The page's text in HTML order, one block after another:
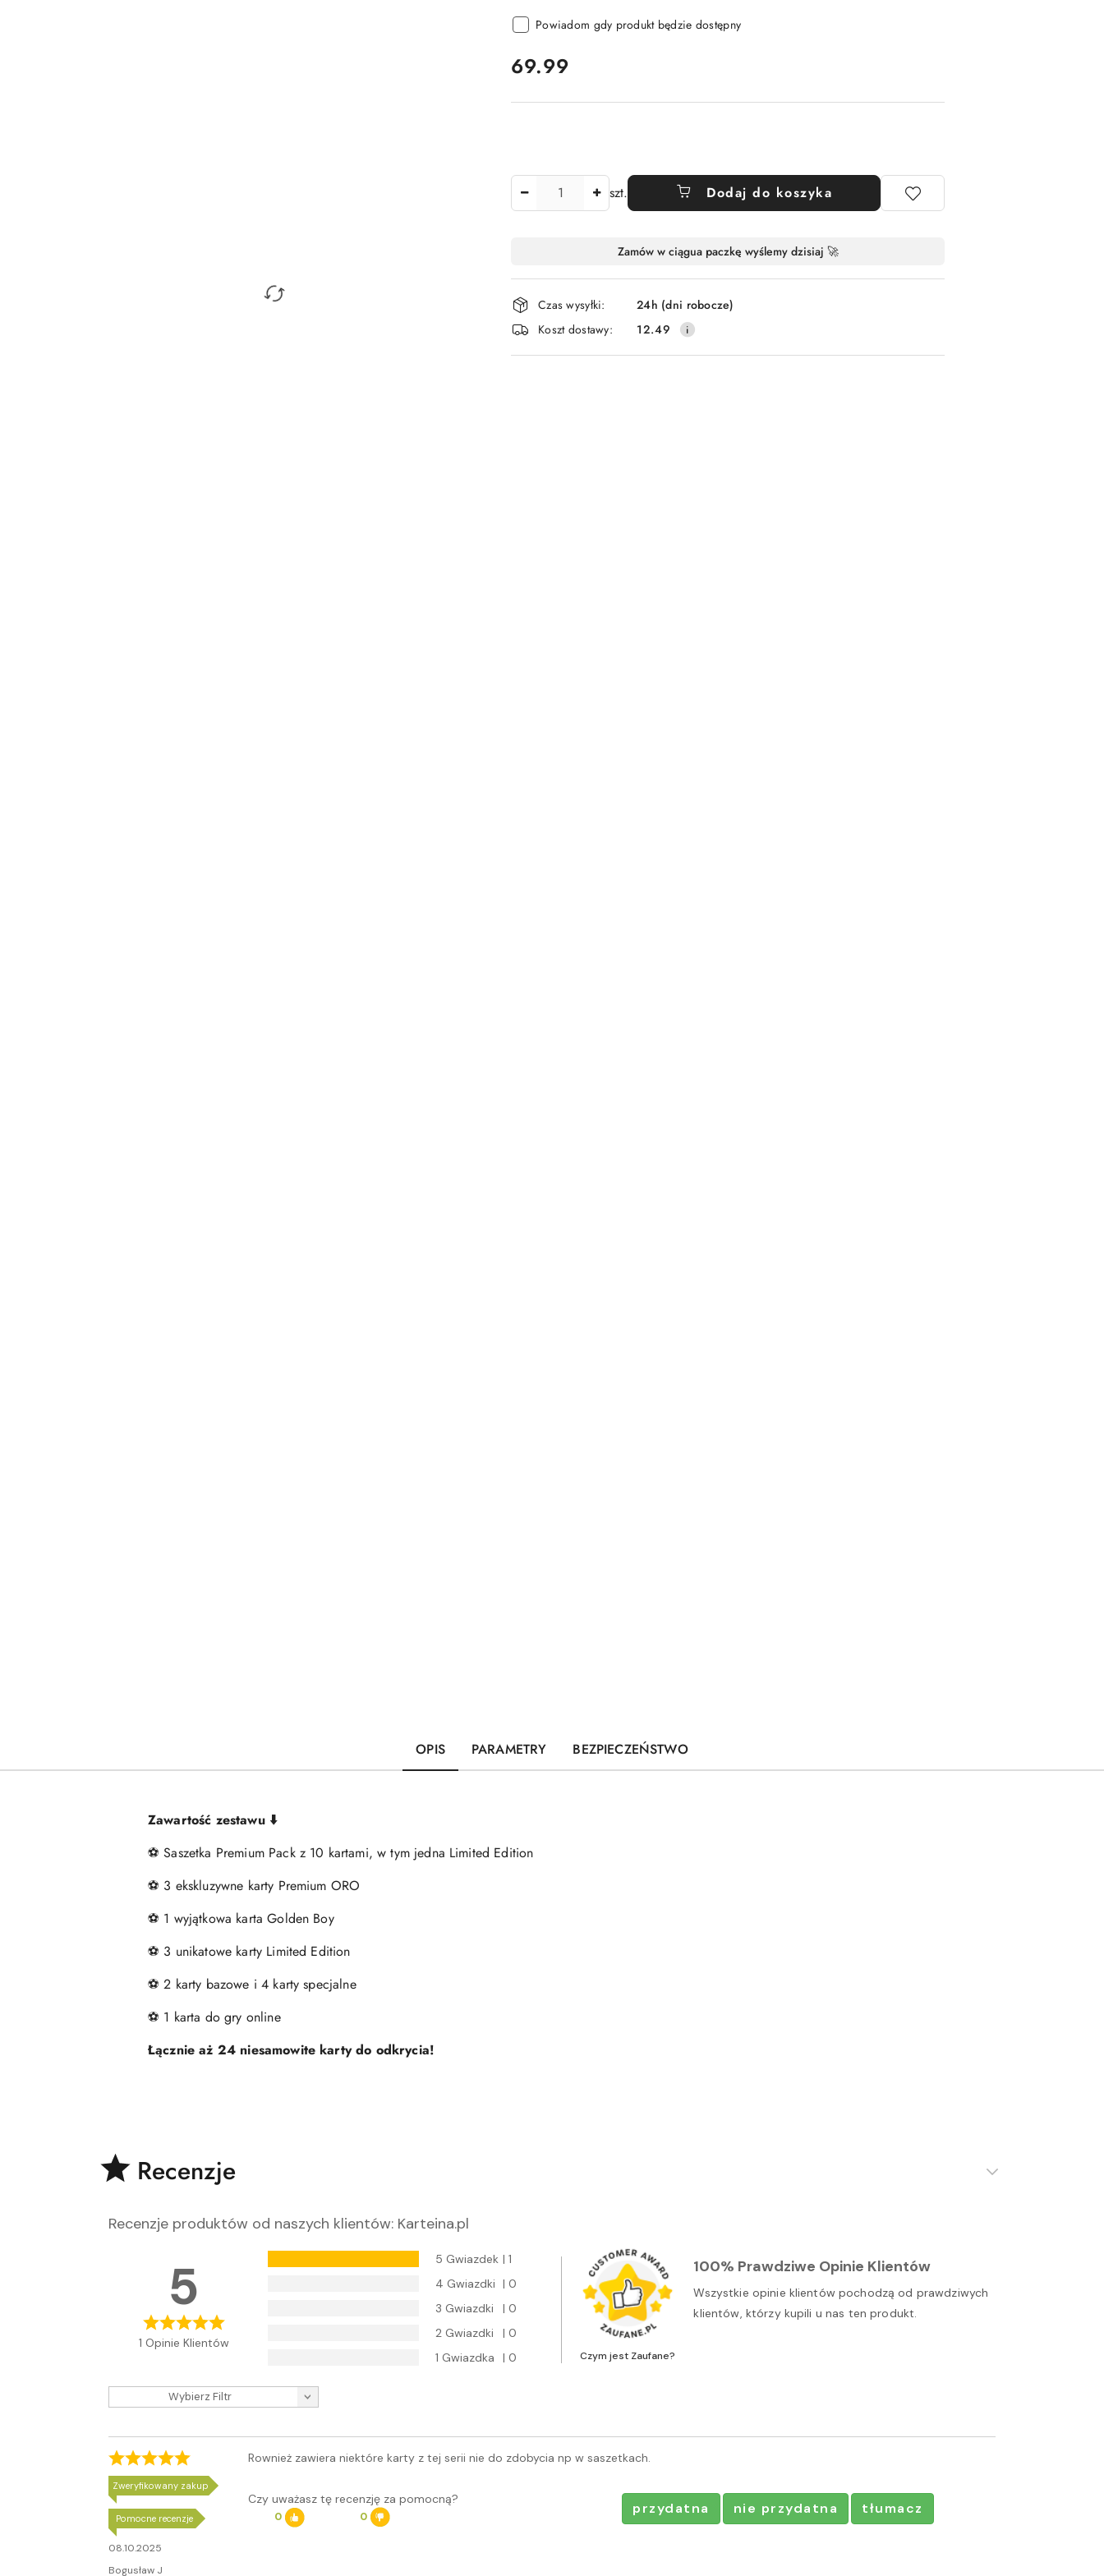
Powiadom gdy produkt będzie dostępny
cena:
69.99
szt. Dodaj do koszyka
Dostępność
i
dostawa
Zamów w ciągua paczkę wyślemy dzisiaj 🚀
Czas wysyłki:
24h (dni robocze)
Koszt dostawy:
12.49
OPIS PARAMETRY BEZPIECZEŃSTWO
Zawartość zestawu ⬇️
⚽ Saszetka Premium Pack z 10 kartami, w tym jedna Limited Edition
⚽ 3 ekskluzywne karty Premium ORO
⚽ 1 wyjątkowa karta Golden Boy
⚽ 3 unikatowe karty Limited Edition
⚽ 2 karty bazowe i 4 karty specjalne
⚽ 1 karta do gry online
Łącznie aż 24 niesamowite karty do odkrycia!
Recenzje
Recenzje produktów od naszych klientów: Karteina.pl
5
1 Opinie Klientów
5 Gwiazdek | 1
4 Gwiazdki | 0
3 Gwiazdki
| 0
2 Gwiazdki
| 0
1 Gwiazdka
| 0 Czym jest Zaufane?
100% Prawdziwe Opinie Klientów
Wszystkie opinie klientów pochodzą od prawdziwych
klientów, którzy kupili u nas ten produkt.
Wybierz Filtr
Zweryfikowany zakup
Pomocne recenzje
08.10.2025
Bogusław J
Rownież zawiera niektóre karty z tej serii nie do zdobycia np w saszetkach.
Czy uważasz tę recenzję za pomocną?
0 0 przydatna nie przydatna tłumacz